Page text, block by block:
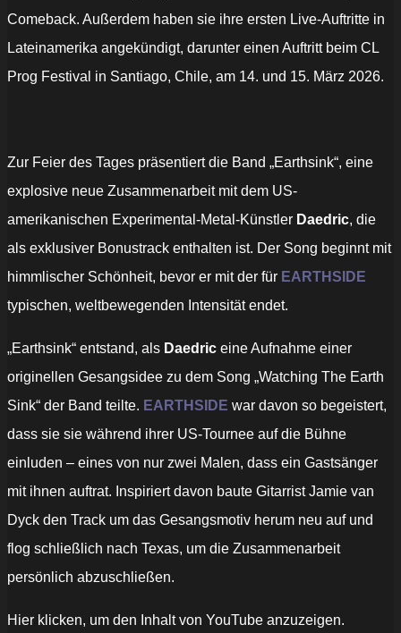
Comeback. Außerdem haben sie ihre ersten Live-Auftritte in
Lateinamerika angekündigt, darunter einen Auftritt beim CL
Prog Festival in Santiago, Chile, am 14. und 15. März 2026.
Zur Feier des Tages präsentiert die Band „Earthsink“, eine
explosive neue Zusammenarbeit mit dem US-
amerikanischen Experimental-Metal-Künstler Daedric, die
als exklusiver Bonustrack enthalten ist. Der Song beginnt mit
himmlischer Schönheit, bevor er mit der für EARTHSIDE
typischen, weltbewegenden Intensität endet.
„Earthsink“ entstand, als Daedric eine Aufnahme einer
originellen Gesangsidee zu dem Song „Watching The Earth
Sink“ der Band teilte. EARTHSIDE war davon so begeistert,
dass sie sie während ihrer US-Tournee auf die Bühne
einluden – eines von nur zwei Malen, dass ein Gastsänger
mit ihnen auftrat. Inspiriert davon baute Gitarrist Jamie van
Dyck den Track um das Gesangsmotiv herum neu auf und
flog schließlich nach Texas, um die Zusammenarbeit
persönlich abzuschließen.
„Earthside
–Hier klicken, um den Inhalt von YouTube anzuzeigen.